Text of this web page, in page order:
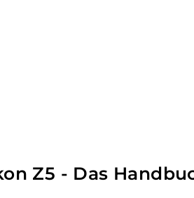
Z5 - Das